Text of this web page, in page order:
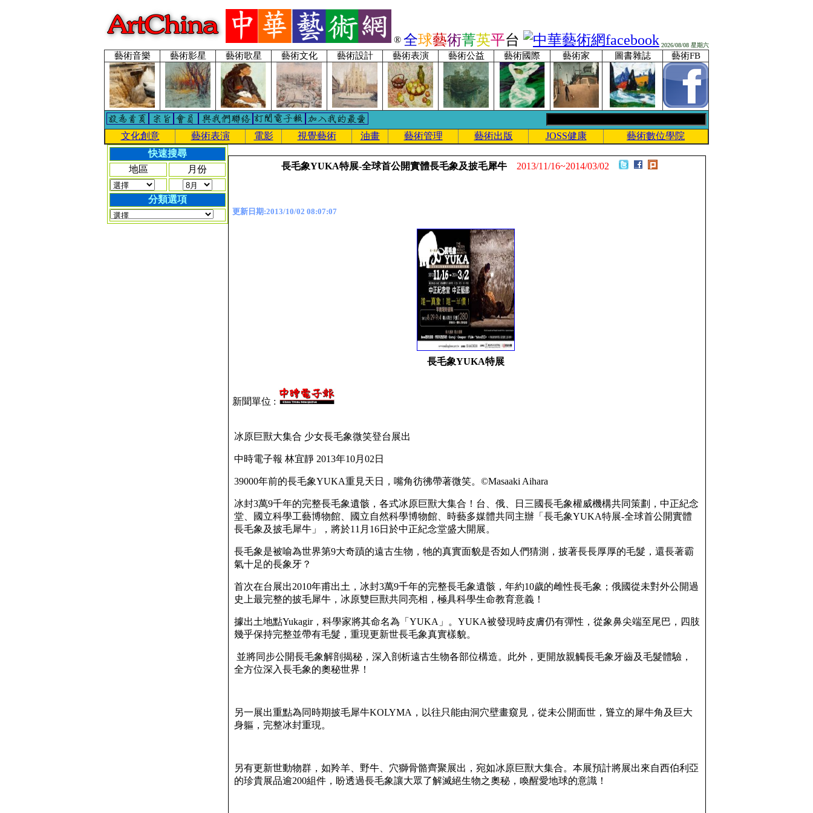
® 全球藝術菁英平台 2026/08/08 星期六
藝術音樂 藝術影星 藝術歌星 藝術文化 藝術設計 藝術表演 藝術公益 藝術國際 藝術家 圖書雜誌 藝術FB
文化創意 藝術表演 電影 視覺藝術 油畫 藝術管理 藝術出版 JOSS健康
藝術數位學院
快速搜尋
地區
月份
分類選項
長毛象YUKA特展-全球首公開實體長毛象及披毛犀牛 2013/11/16~2014/03/02
更新日期:2013/10/02 08:07:07
長毛象YUKA特展
新聞單位 :
冰原巨獸大集合 少女長毛象微笑登台展出
中時電子報 林宜靜 2013年10月02日
39000年前的長毛象YUKA重見天日，嘴角彷彿帶著微笑。©Masaaki Aihara
冰封3萬9千年的完整長毛象遺骸，各式冰原巨獸大集合！台、俄、日三國長毛象權威機構共同策劃，中正紀念
堂、國立科學工藝博物館、國立自然科學博物館、時藝多媒體共同主辦「長毛象YUKA特展-全球首公開實體
長毛象及披毛犀牛」，將於11月16日於中正紀念堂盛大開展。
長毛象是被喻為世界第9大奇蹟的遠古生物，牠的真實面貌是否如人們猜測，披著長長厚厚的毛髮，還長著霸
氣十足的長象牙？
首次在台展出2010年甫出土，冰封3萬9千年的完整長毛象遺骸，年約10歲的雌性長毛象；俄國從未對外公開過
史上最完整的披毛犀牛，冰原雙巨獸共同亮相，極具科學生命教育意義！
據出土地點Yukagir，科學家將其命名為「YUKA」。YUKA被發現時皮膚仍有彈性，從象鼻尖端至尾巴，四肢
幾乎保持完整並帶有毛髮，重現更新世長毛象真實樣貌。
並將同步公開長毛象解剖揭秘，深入剖析遠古生物各部位構造。此外，更開放親觸長毛象牙齒及毛髮體驗，
全方位深入長毛象的奧秘世界！
另一展出重點為同時期披毛犀牛KOLYMA，以往只能由洞穴壁畫窺見，從未公開面世，聳立的犀牛角及巨大
身軀，完整冰封重現。
另有更新世動物群，如羚羊、野牛、穴獅骨骼齊聚展出，宛如冰原巨獸大集合。本展預計將展出來自西伯利亞
的珍貴展品逾200組件，盼透過長毛象讓大眾了解滅絕生物之奧秘，喚醒愛地球的意識！